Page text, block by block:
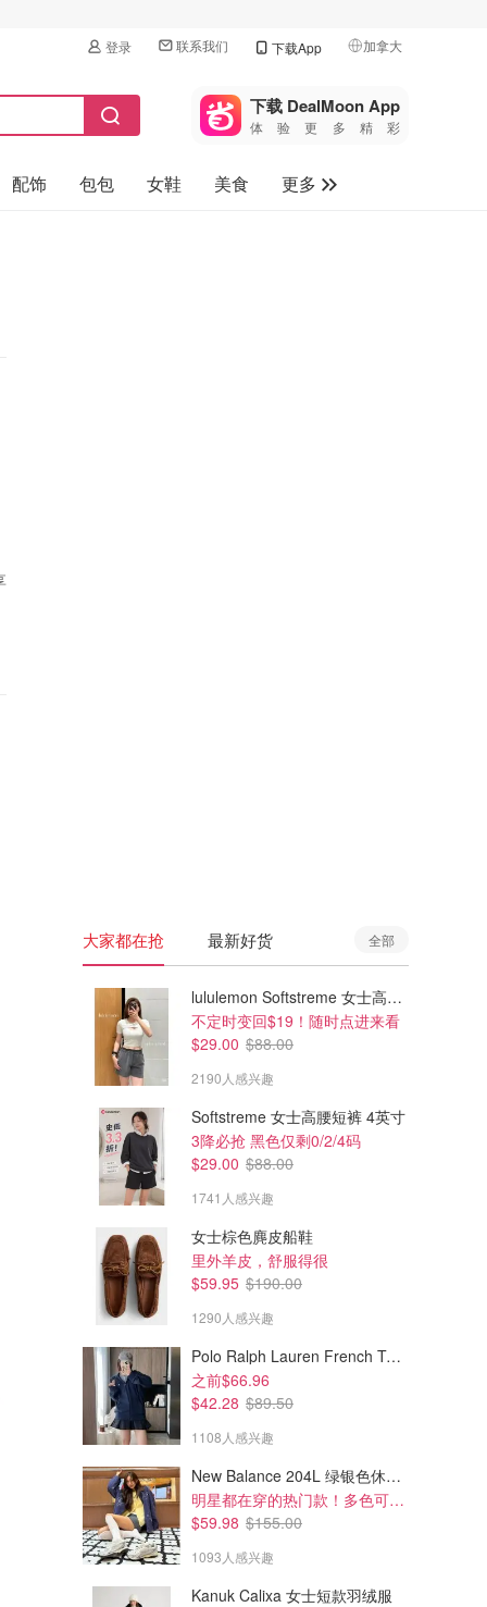
登录 联系我们 下载App 加拿大
🇺🇸
美国
🇨🇳中国
🇨🇦加拿大
下载 DealMoon App
体验更多精彩
配饰 包包 女鞋 美食
更多
大家都在抢 最新好货 全部
lululemon Softstreme 女士高腰短裤 10cm
不定时变回$19！随时点进来看
$29.00 $88.00
2190人感兴趣
Softstreme 女士高腰短裤 4英寸
3降必抢 黑色仅剩0/2/4码
$29.00 $88.00
1741人感兴趣
女士棕色麂皮船鞋
里外羊皮，舒服得很
$59.95 $190.00
1290人感兴趣
Polo Ralph Lauren French Terry 女童连帽卫衣 7-16码
之前$66.96
$42.28 $89.50
1108人感兴趣
New Balance 204L 绿银色休闲鞋
明星都在穿的热门款！多色可选 3.8折
$59.98 $155.00
1093人感兴趣
Kanuk Calixa 女士短款羽绒服